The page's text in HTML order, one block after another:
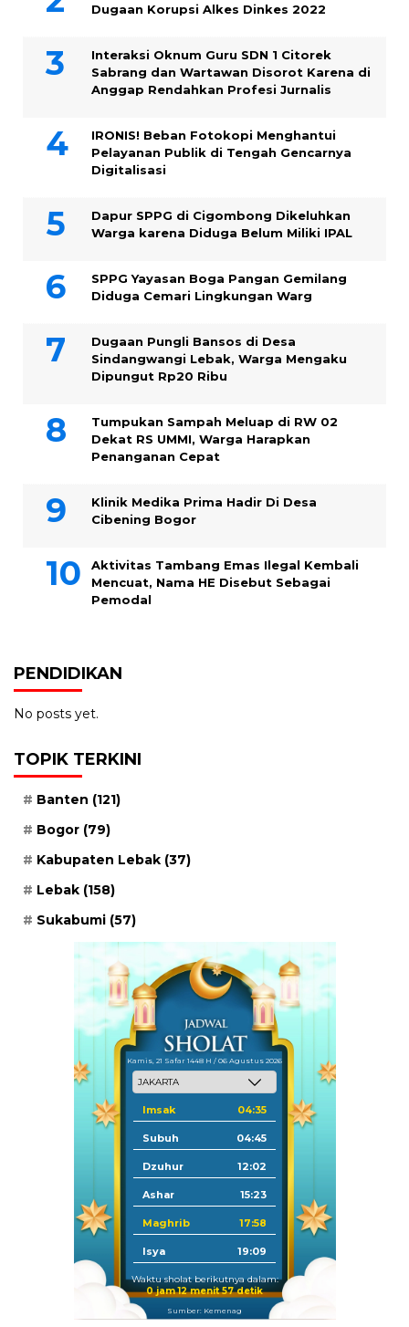
Dugaan Korupsi Alkes Dinkes 2022
Interaksi Oknum Guru SDN 1 Citorek
Sabrang dan Wartawan Disorot Karena di
Anggap Rendahkan Profesi Jurnalis
IRONIS! Beban Fotokopi Menghantui
Pelayanan Publik di Tengah Gencarnya
Digitalisasi
Dapur SPPG di Cigombong Dikeluhkan
Warga karena Diduga Belum Miliki IPAL
SPPG Yayasan Boga Pangan Gemilang
Diduga Cemari Lingkungan Warg
Dugaan Pungli Bansos di Desa
Sindangwangi Lebak, Warga Mengaku
Dipungut Rp20 Ribu
Tumpukan Sampah Meluap di RW 02
Dekat RS UMMI, Warga Harapkan
Penanganan Cepat
Klinik Medika Prima Hadir Di Desa
Cibening Bogor
Aktivitas Tambang Emas Ilegal Kembali
Mencuat, Nama HE Disebut Sebagai
Pemodal
PENDIDIKAN
No posts yet.
TOPIK TERKINI
Banten (121)
Bogor (79)
Kabupaten Lebak (37)
Lebak (158)
Sukabumi (57)
Kamis, 21 Safar 1448 H / 06 Agustus 2026
Imsak 04:35
Subuh 04:45
Dzuhur 12:02
Ashar 15:23
Maghrib 17:58
Isya 19:09
Waktu sholat berikutnya dalam:
0 jam 12 menit 56 detik
Sumber: Kemenag